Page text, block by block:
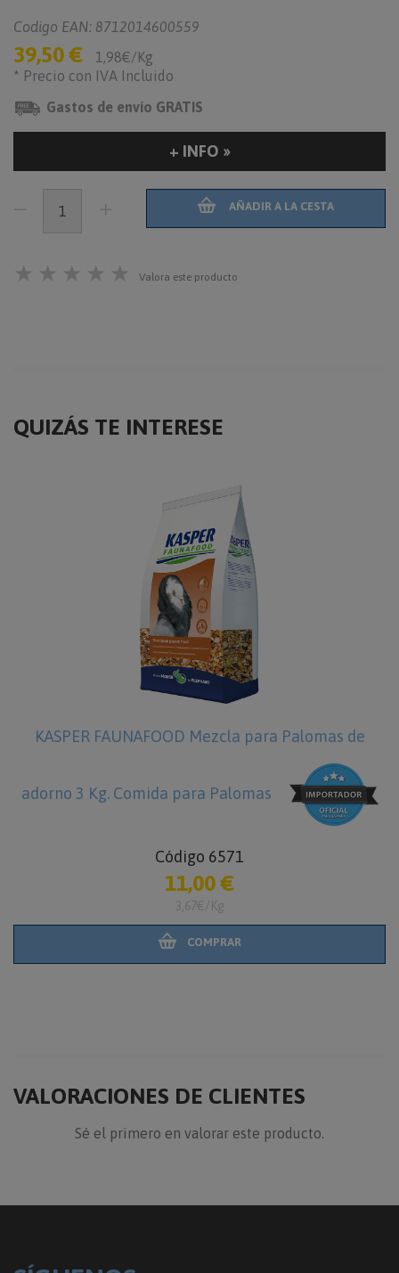
Codigo EAN: 8712014600559
39,50 €
1,98€/Kg
* Precio con IVA Incluido
Gastos de envío GRATIS
+ INFO »
AÑADIR A LA CESTA
★ ★ ★ ★ ★ Valora este producto
QUIZÁS TE INTERESE
KASPER FAUNAFOOD Mezcla para Palomas de
adorno 3 Kg. Comida para Palomas
Código 6571
11,00 €
3,67€/Kg
COMPRAR
VALORACIONES DE CLIENTES
Sé el primero en valorar este producto.